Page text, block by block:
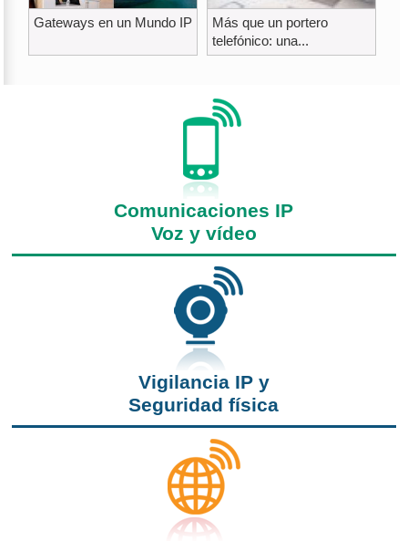
Gateways en un Mundo IP
Más que un portero
telefónico: una...
Comunicaciones IP
Voz y vídeo
Vigilancia IP y
Seguridad física